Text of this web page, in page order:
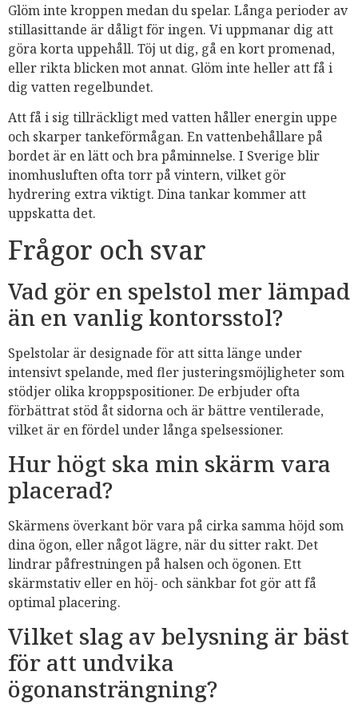
Glöm inte kroppen medan du spelar. Långa perioder av
stillasittande är dåligt för ingen. Vi uppmanar dig att
göra korta uppehåll. Töj ut dig, gå en kort promenad,
eller rikta blicken mot annat. Glöm inte heller att få i
dig vatten regelbundet.
Att få i sig tillräckligt med vatten håller energin uppe
och skarper tankeförmågan. En vattenbehållare på
bordet är en lätt och bra påminnelse. I Sverige blir
inomhusluften ofta torr på vintern, vilket gör
hydrering extra viktigt. Dina tankar kommer att
uppskatta det.
Frågor och svar
Vad gör en spelstol mer lämpad
än en vanlig kontorsstol?
Spelstolar är designade för att sitta länge under
intensivt spelande, med fler justeringsmöjligheter som
stödjer olika kroppspositioner. De erbjuder ofta
förbättrat stöd åt sidorna och är bättre ventilerade,
vilket är en fördel under långa spelsessioner.
Hur högt ska min skärm vara
placerad?
Skärmens överkant bör vara på cirka samma höjd som
dina ögon, eller något lägre, när du sitter rakt. Det
lindrar påfrestningen på halsen och ögonen. Ett
skärmstativ eller en höj- och sänkbar fot gör att få
optimal placering.
Vilket slag av belysning är bäst
för att undvika
ögonansträngning?